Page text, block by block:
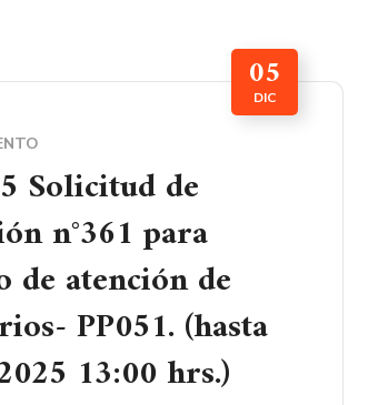
05
DIC
Solicitud de
n°361 para
de atención de
PP051. (hasta
13:00 hrs.)